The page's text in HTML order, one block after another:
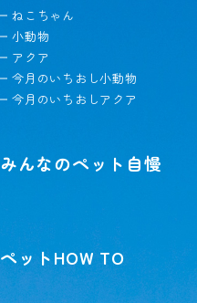
ねこちゃん
小動物
アクア
今月のいちおし小動物
今月のいちおしアクア
みんなのペット自慢
ペットHOW TO